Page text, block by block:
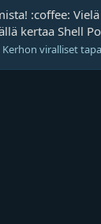
:coffee:
kertaa Shell
Kerhon viralliset